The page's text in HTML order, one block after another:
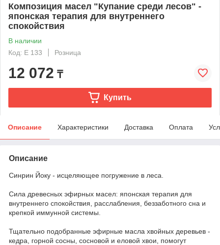
Композиция масел "Купание среди лесов" -
японская терапия для внутреннего
спокойствия
В наличии
Код: E 133
Розница
12 072 ₸
Купить
Описание Характеристики Доставка Оплата
Описание
Синрин Йоку - исцеляющее погружение в леса.
Сила древесных эфирных масел: японская терапия для
внутреннего спокойствия, расслабления, беззаботного сна и
крепкой иммунной системы.
Тщательно подобранные эфирные масла хвойных деревьев -
кедра, горной сосны, сосновой и еловой хвои, помогут